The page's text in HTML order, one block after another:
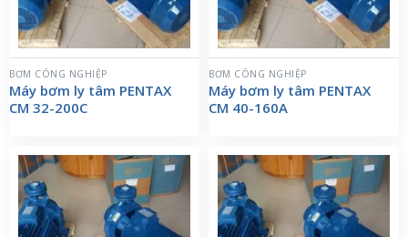
BƠM CÔNG NGHIỆP
Máy bơm ly tâm PENTAX
CM 32-200C
BƠM CÔNG NGHIỆP
Máy bơm ly tâm PENTAX
CM 40-160A